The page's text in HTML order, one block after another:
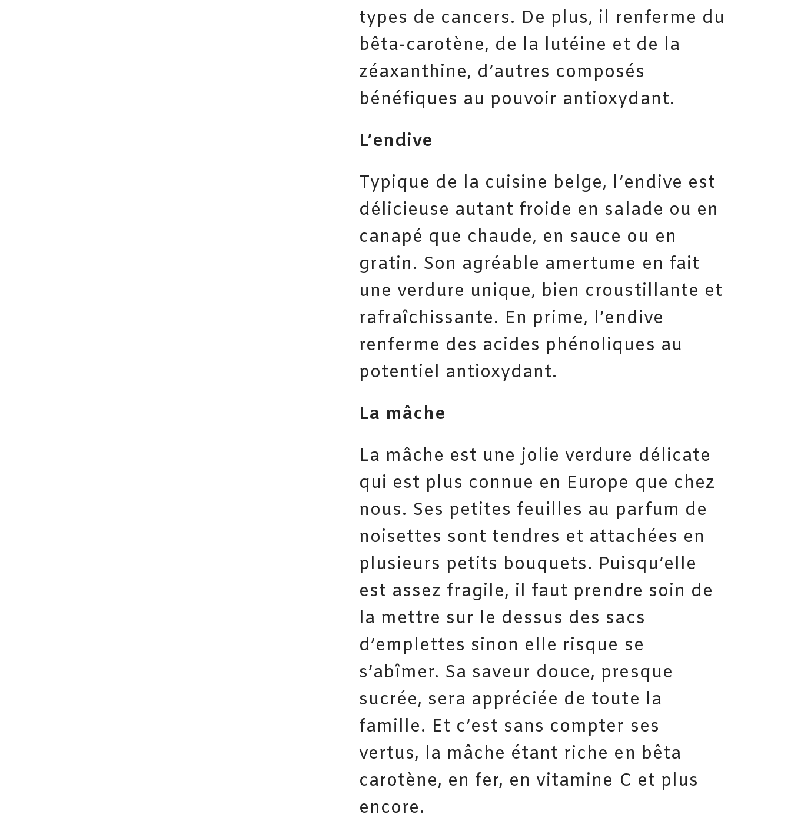
types de cancers. De plus, il renferme du
bêta-carotène, de la lutéine et de la
zéaxanthine, d’autres composés
bénéfiques au pouvoir antioxydant.
L’endive
Typique de la cuisine belge, l’endive est
délicieuse autant froide en salade ou en
canapé que chaude, en sauce ou en
gratin. Son agréable amertume en fait
une verdure unique, bien croustillante et
rafraîchissante. En prime, l’endive
renferme des acides phénoliques au
potentiel antioxydant.
La mâche
La mâche est une jolie verdure délicate
qui est plus connue en Europe que chez
nous. Ses petites feuilles au parfum de
noisettes sont tendres et attachées en
plusieurs petits bouquets. Puisqu’elle
est assez fragile, il faut prendre soin de
la mettre sur le dessus des sacs
d’emplettes sinon elle risque se
s’abîmer. Sa saveur douce, presque
sucrée, sera appréciée de toute la
famille. Et c’est sans compter ses
vertus, la mâche étant riche en bêta
carotène, en fer, en vitamine C et plus
encore.